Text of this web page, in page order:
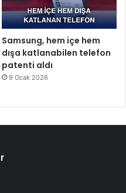
Samsung, hem içe hem
dışa katlanabilen telefon
patenti aldı
9 Ocak 2026